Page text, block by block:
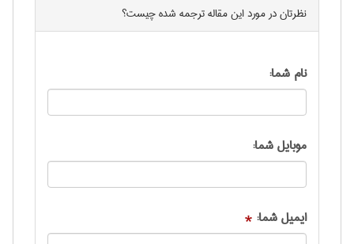
نظرتان در مورد اینمقاله ترجمه شدهچیست؟
نام شما:
موبایل شما:
ایمیل شما: *